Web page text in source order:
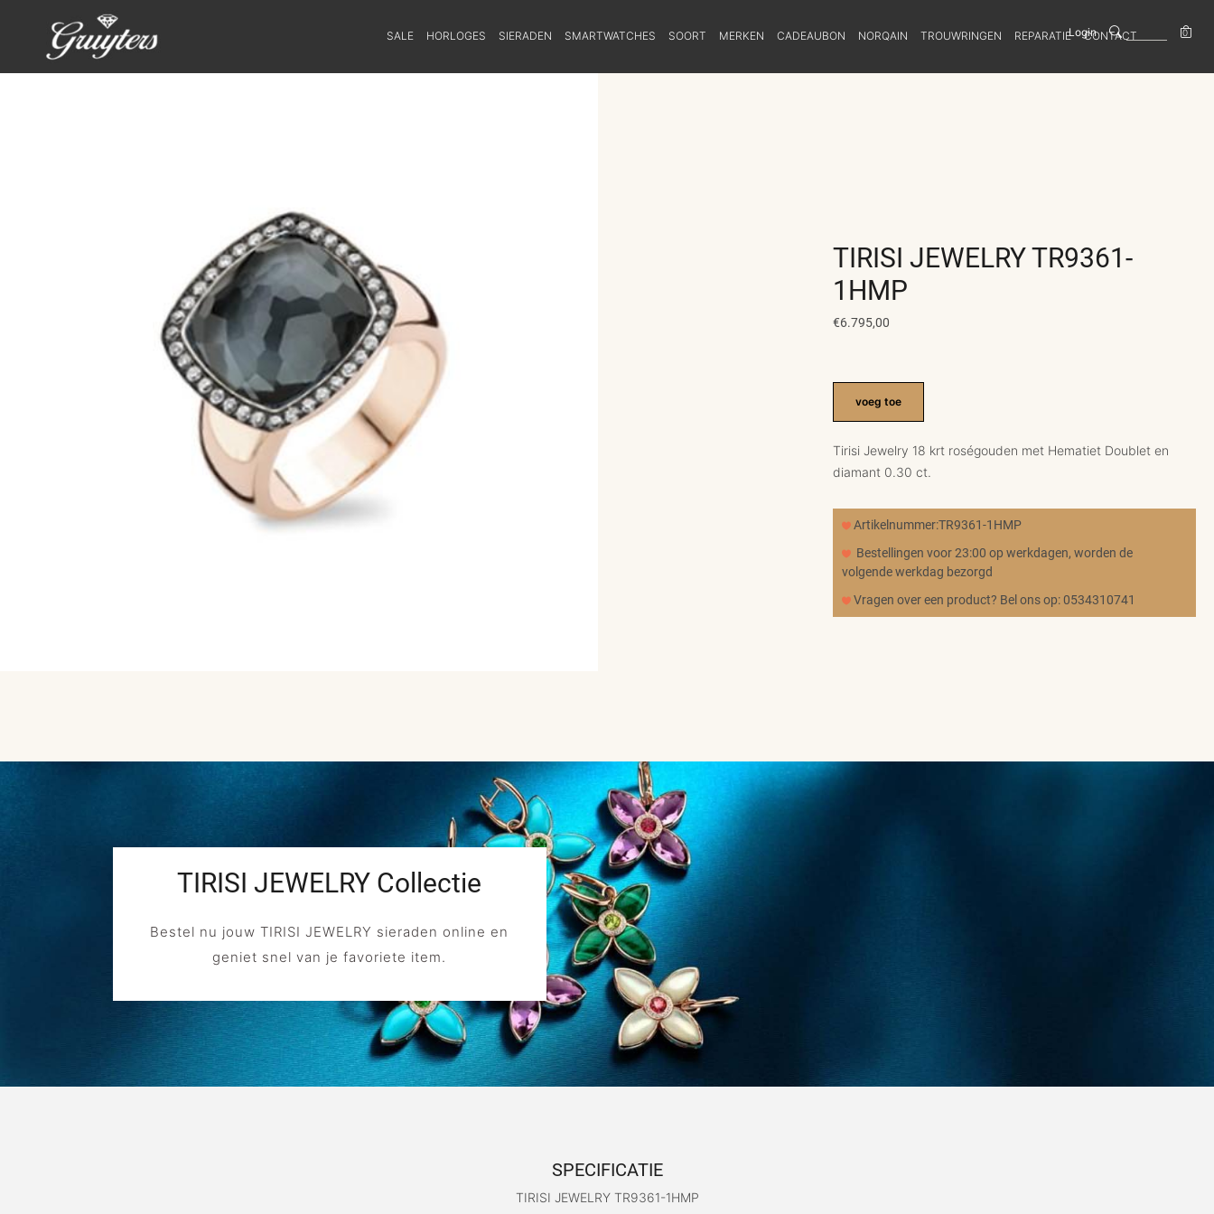
SALE HORLOGES SIERADEN SMARTWATCHES SOORT MERKEN CADEAUBON NORQAIN TROUWRINGEN REPARATIE CONTACT
Login 0
TIRISI JEWELRY TR9361-
1HMP
€6.795,00
voeg toe
Tirisi Jewelry 18 krt roségouden met Hematiet Doublet en
diamant 0.30 ct.
Artikelnummer:TR9361-1HMP
Bestellingen voor 23:00 op werkdagen, worden de
volgende werkdag bezorgd
Vragen over een product? Bel ons op: 0534310741
TIRISI JEWELRY Collectie
Bestel nu jouw TIRISI JEWELRY sieraden online en
geniet snel van je favoriete item.
SPECIFICATIE
TIRISI JEWELRY TR9361-1HMP